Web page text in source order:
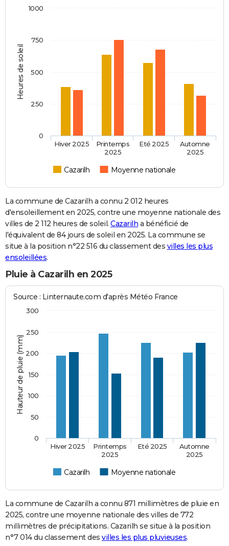
Heures de soleil
Cazarilh Moyenne nationale
Hiver 2025
Printemps
2025
Eté 2025
Automne
2025
0
250
500
750
1000
La commune de Cazarilh a connu 2 012 heures
d'ensoleillement en 2025, contre une moyenne nationale des
villes de 2 112 heures de soleil. Cazarilh a bénéficié de
l'équivalent de 84 jours de soleil en 2025. La commune se
situe à la position n°22 516 du classement des villes les plus
ensoleillées.
Pluie à Cazarilh en 2025
Hauteur de pluie (mm)
Source : Linternaute.com d'après Météo France
Cazarilh Moyenne nationale
Hiver 2025
Printemps
2025
Eté 2025
Automne
2025
0
50
100
150
200
250
300
La commune de Cazarilh a connu 871 millimètres de pluie en
2025, contre une moyenne nationale des villes de 772
millimètres de précipitations. Cazarilh se situe à la position
n°7 014 du classement des villes les plus pluvieuses.